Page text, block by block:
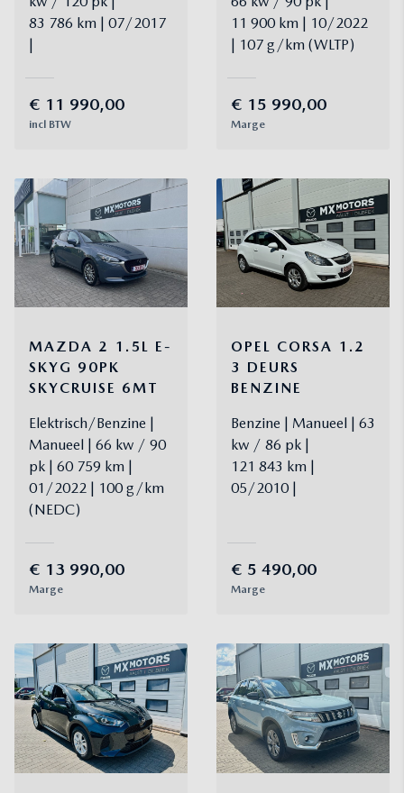
83 786 km
07/2017
€ 11 990,00
incl BTW
11 900 km
10/2022
107 g/km (WLTP)
€ 15 990,00
Marge
MAZDA 2 1.5L E-
SKYG 90PK
SKYCRUISE 6MT
Elektrisch/Benzine
Manueel
66 kw / 90
pk
60 759 km
01/2022
100 g/km
(NEDC)
€ 13 990,00
Marge
OPEL CORSA 1.2
3 DEURS
BENZINE
Benzine Manueel
63
kw / 86 pk
121 843 km
05/2010
€ 5 490,00
Marge